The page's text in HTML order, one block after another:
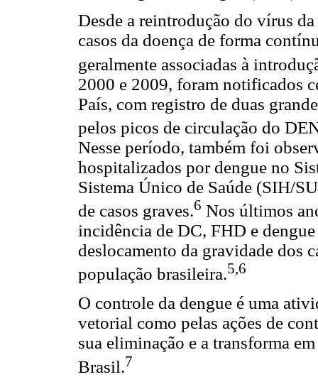
Desde a reintrodução do vírus
casos da doença de forma
geralmente associadas à
2000 e 2009, foram notificados
País, com registro de duas
pelos picos de circulação do
Nesse período, também foi
hospitalizados por dengue no
Sistema Único de Saúde (SIH/
de casos graves.6 Nos últimos
incidência de DC, FHD e
deslocamento da gravidade dos
população brasileira.5,6
O controle da dengue é uma
vetorial como pelas ações de
sua eliminação e a transforma
Brasil.7